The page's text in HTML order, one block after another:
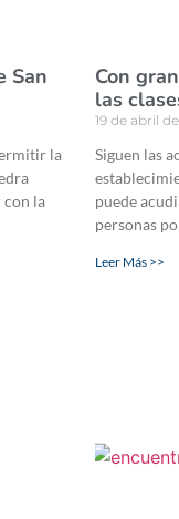
San
la
con la
Con
las
19 de abril
Siguen las
puede
personas
Leer Más >>